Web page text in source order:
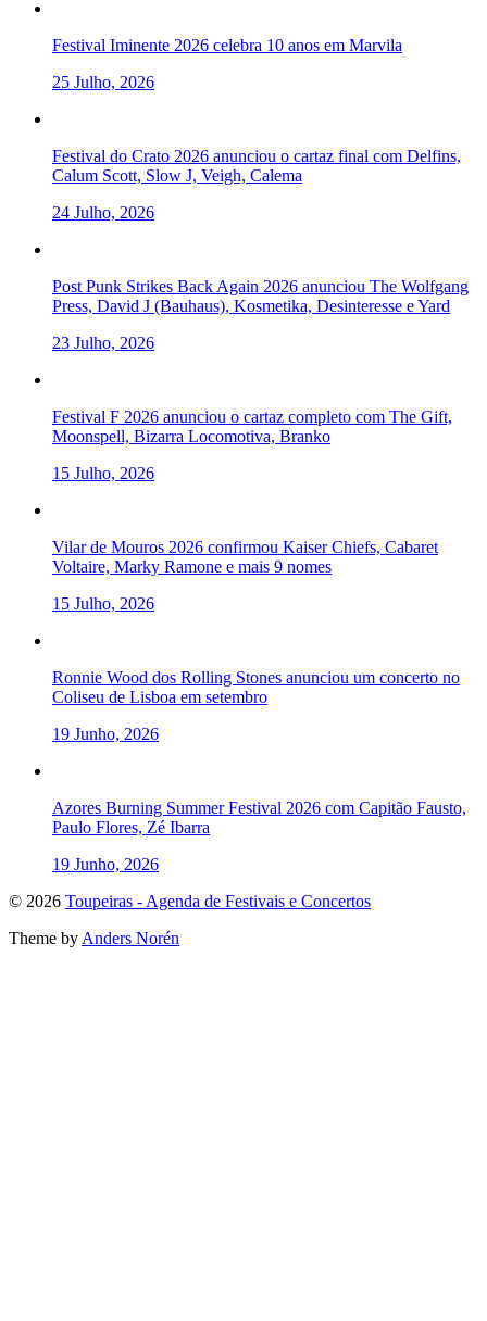
Festival Iminente 2026 celebra 10 anos em Marvila
25 Julho, 2026
Festival do Crato 2026 anunciou o cartaz final com Delfins,
Calum Scott, Slow J, Veigh, Calema
24 Julho, 2026
Post Punk Strikes Back Again 2026 anunciou The Wolfgang
Press, David J (Bauhaus), Kosmetika, Desinteresse e Yard
23 Julho, 2026
Festival F 2026 anunciou o cartaz completo com The Gift,
Moonspell, Bizarra Locomotiva, Branko
15 Julho, 2026
Vilar de Mouros 2026 confirmou Kaiser Chiefs, Cabaret
Voltaire, Marky Ramone e mais 9 nomes
15 Julho, 2026
Ronnie Wood dos Rolling Stones anunciou um concerto no
Coliseu de Lisboa em setembro
19 Junho, 2026
Azores Burning Summer Festival 2026 com Capitão Fausto,
Paulo Flores, Zé Ibarra
19 Junho, 2026
To
top
© 2026 Toupeiras - Agenda de Festivais e Concertos
Theme by Anders Norén